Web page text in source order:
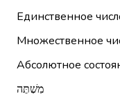
Единственное
Множественное
Абсолютное
מִשְׁתֶּה